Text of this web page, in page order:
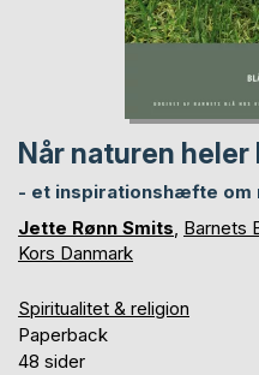
Når naturen
- et inspirationshæfte om
Jette Rønn Smits, Barnets
Kors Danmark
Spiritualitet & religion
Paperback
48 sider